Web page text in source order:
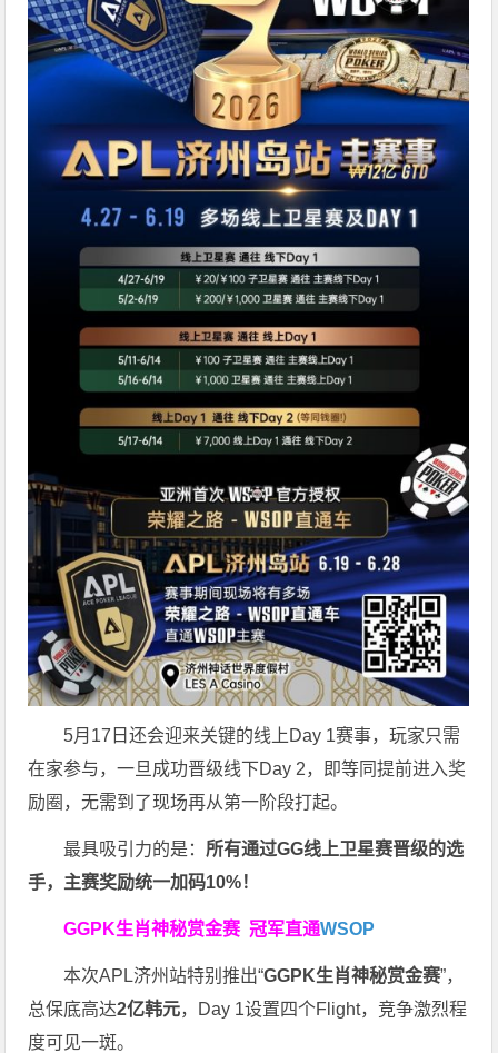
5月17日还会迎来关键的线上Day 1赛事，玩家只需
在家参与，一旦成功晋级线下Day 2，即等同提前进入奖
励圈，无需到了现场再从第一阶段打起。
最具吸引力的是： 所有通过GG线上卫星赛晋级的选
手，主赛奖励统一加码10%！
GGPK生肖神秘赏金赛冠军直通WSOP
本次APL济州站特别推出“GGPK生肖神秘赏金赛”，
总保底高达2亿韩元，Day 1设置四个Flight，竞争激烈程
度可见一斑。